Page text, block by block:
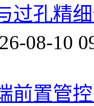
过孔精
08-10
前置管